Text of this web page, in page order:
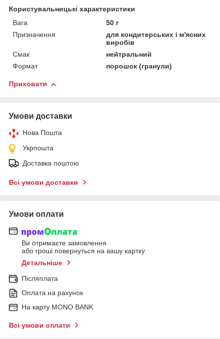
Користувальницькі характеристики
Вага
50 г
Призначення
для кондитерських і м'ясних
виробів
Смак
нейтральний
Формат
порошок (гранули)
Приховати
Умови доставки
Нова Пошта
Укрпошта
Доставка поштою
Всі умови доставки
Умови оплати
Ви отримаєте замовлення
або гроші повернуться на вашу картку
Детальніше
Післяплата
Оплата на рахунок
На карту MONO BANK
Всі умови оплати